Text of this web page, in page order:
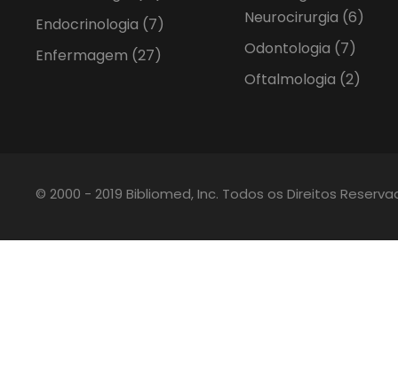
Endocrinologia (7)
Enfermagem (27)
Neurocirurgia (6)
Odontologia (7)
Oftalmologia (2)
© 2000 - 2019 Bibliomed, Inc. Todos os Direitos